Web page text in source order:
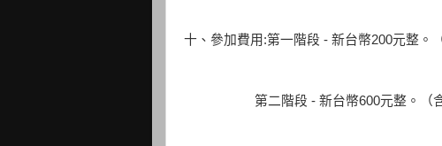
十、參加費用:第一階段 - 新台幣200元整。
第二階段 - 新台幣600元整。（含膳